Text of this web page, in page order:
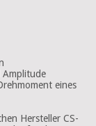
Amplitude
eines
Hersteller CS-